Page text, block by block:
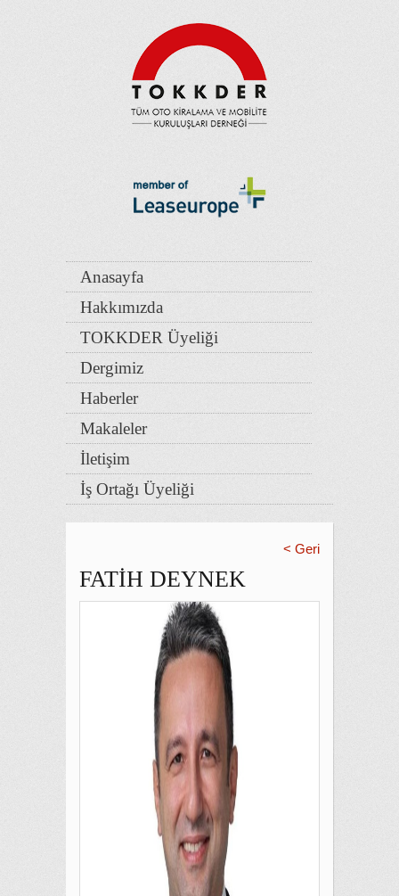
Anasayfa
Hakkımızda
TOKKDER Üyeliği
Dergimiz
Haberler
Makaleler
İletişim
İş Ortağı Üyeliği
< Geri
FATİH DEYNEK